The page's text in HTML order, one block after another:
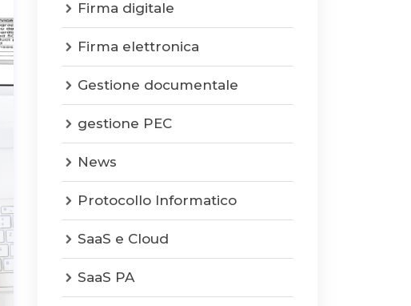
Firma digitale
Firma elettronica
Gestione documentale
gestione PEC
News
Protocollo Informatico
SaaS e Cloud
SaaS PA